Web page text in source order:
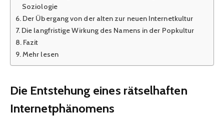
Soziologie
Der Übergang von der alten zur neuen Internetkultur
Die langfristige Wirkung des Namens in der Popkultur
Fazit
Mehr lesen
Die Entstehung eines rätselhaften
Internetphänomens